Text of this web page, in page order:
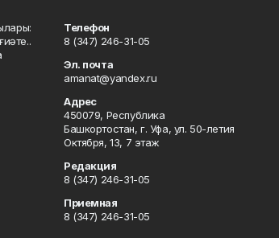
Телефон
8 (347) 246-31-05
Эл. почта
amanat@yandex.ru
Адрес
450079, Республика
Башкортостан, г. Уфа, ул. 50-летия
Октября, 13, 7 этаж
Редакция
8 (347) 246-31-05
Приемная
8 (347) 246-31-05